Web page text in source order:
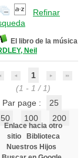
Refinar
El libro de la música
Neil
1
(1 - 1 / 1)
Par page :
25
50
100 200
Enlace hacia otro
sitio
Biblioteca
Nuestros Hijos